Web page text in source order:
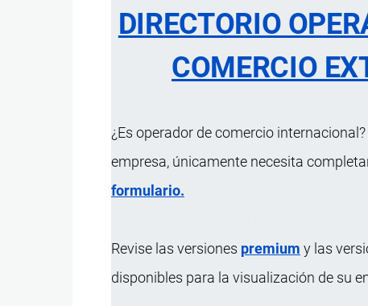
DIRECTORIO
COMERCIO
¿Es operador de comercio
empresa, únicamente necesita
formulario.
Revise las versiones premium y las
disponibles para la visualización de su
Sinónimos
Centros de exportación,